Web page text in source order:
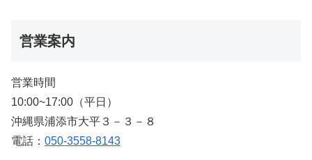
営業案内
営業時間
10:00~17:00（平日）
沖縄県浦添市大平３－３－８
電話： 050-3558-8143